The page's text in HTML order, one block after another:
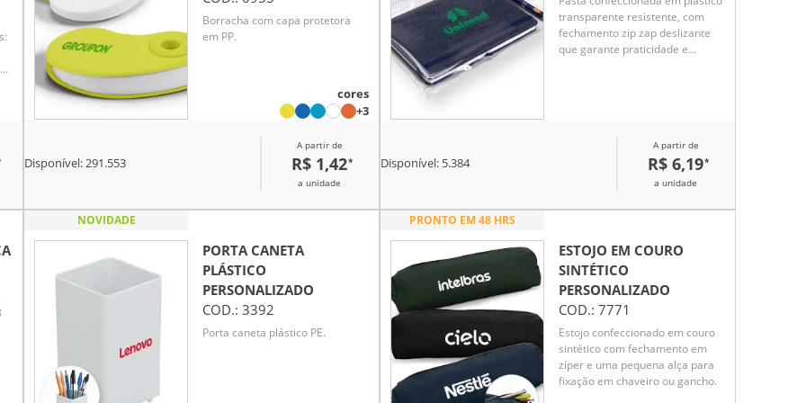
Borracha com capa protetora
em PP.
cores
+3
Disponível:291.553
A partir de
R$ 1,42*
a unidade
transparente resistente, com
fechamento zip zap deslizante
que garante praticidade e
Disponível: 5.384
A partir de
R$ 6,19*
a unidade
NOVIDADE
PORTA CANETA
PLÁSTICO
PERSONALIZADO
COD.: 3392
Porta caneta plástico PE.
PRONTO EM 48 HRS
ESTOJO EM COURO
SINTÉTICO
PERSONALIZADO
COD.: 7771
Estojo confeccionado em couro
sintético com fechamento em
zíper e uma pequena alça para
fixação em chaveiro ou gancho.